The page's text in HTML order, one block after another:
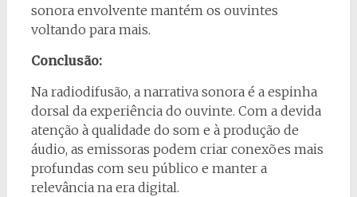
sonora envolvente mantém os ouvintes
voltando para mais.
Conclusão:
Na radiodifusão, a narrativa sonora é a espinha
dorsal da experiência do ouvinte. Com a devida
atenção à qualidade do som e à produção de
áudio, as emissoras podem criar conexões mais
profundas com seu público e manter a
relevância na era digital.